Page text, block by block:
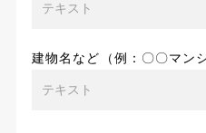
建物名など（例：〇〇マン